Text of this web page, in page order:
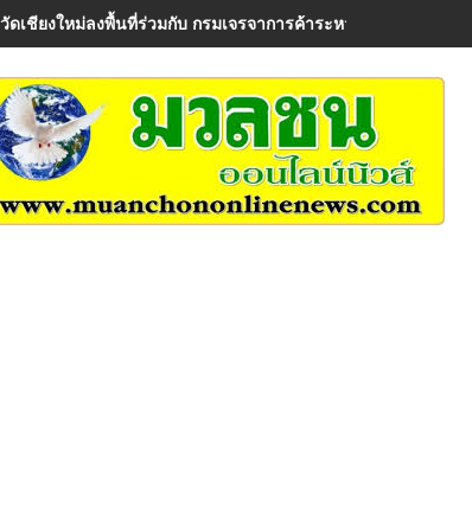
เชียงใหม่ลงพื้นที่ร่วมกับ กรมเจรจาการค้าระหว่างประเทศ เพื่อ